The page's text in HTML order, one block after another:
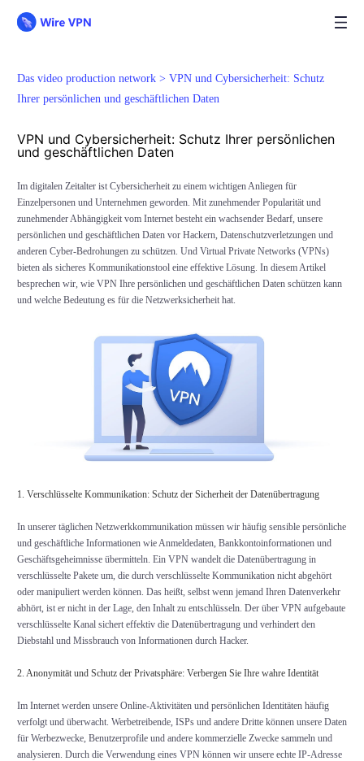
Das video production network > VPN und Cybersicherheit: Schutz
Ihrer persönlichen und geschäftlichen Daten
VPN und Cybersicherheit: Schutz Ihrer persönlichen
und geschäftlichen Daten
Im digitalen Zeitalter ist Cybersicherheit zu einem wichtigen Anliegen für
Einzelpersonen und Unternehmen geworden. Mit zunehmender Popularität und
zunehmender Abhängigkeit vom Internet besteht ein wachsender Bedarf, unsere
persönlichen und geschäftlichen Daten vor Hackern, Datenschutzverletzungen und
anderen Cyber-Bedrohungen zu schützen. Und Virtual Private Networks (VPNs)
bieten als sicheres Kommunikationstool eine effektive Lösung. In diesem Artikel
besprechen wir, wie VPN Ihre persönlichen und geschäftlichen Daten schützen kann
und welche Bedeutung es für die Netzwerksicherheit hat.
1. Verschlüsselte Kommunikation: Schutz der Sicherheit der Datenübertragung
In unserer täglichen Netzwerkkommunikation müssen wir häufig sensible persönliche
und geschäftliche Informationen wie Anmeldedaten, Bankkontoinformationen und
Geschäftsgeheimnisse übermitteln. Ein VPN wandelt die Datenübertragung in
verschlüsselte Pakete um, die durch verschlüsselte Kommunikation nicht abgehört
oder manipuliert werden können. Das heißt, selbst wenn jemand Ihren Datenverkehr
abhört, ist er nicht in der Lage, den Inhalt zu entschlüsseln. Der über VPN aufgebaute
verschlüsselte Kanal sichert effektiv die Datenübertragung und verhindert den
Diebstahl und Missbrauch von Informationen durch Hacker.
2. Anonymität und Schutz der Privatsphäre: Verbergen Sie Ihre wahre Identität
Im Internet werden unsere Online-Aktivitäten und persönlichen Identitäten häufig
verfolgt und überwacht. Werbetreibende, ISPs und andere Dritte können unsere Daten
für Werbezwecke, Benutzerprofile und andere kommerzielle Zwecke sammeln und
analysieren. Durch die Verwendung eines VPN können wir unsere echte IP-Adresse